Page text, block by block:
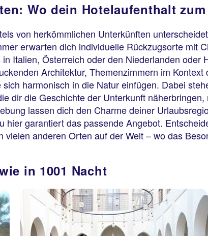
Wo dein Hotelaufenthalt
von herkömmlichen Unterkünften
erwarten dich individuelle Rückzugsorte mit
Italien, Österreich oder den Niederlanden oder
Architektur, Themenzimmern im
harmonisch in die Natur einfügen. Dabei
dir die Geschichte der Unterkunft
lassen dich den Charme deiner
hier garantiert das passende Angebot.
anderen Orten auf der Welt – wo das
in 1001 Nacht